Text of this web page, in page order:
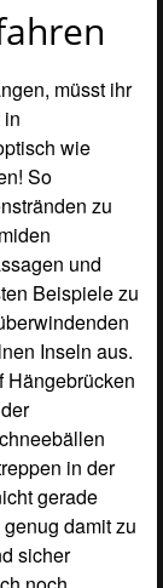
in der
gerade
sicher
noch
der
und
am
Wind
droht.
euch bei
zu
in
wie ein